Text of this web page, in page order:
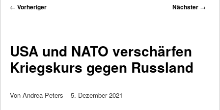
Beitragsnavigation
← Vorheriger Nächster →
USA und NATO verschärfen
Kriegskurs gegen Russland
Von Andrea Peters – 5. Dezember 2021